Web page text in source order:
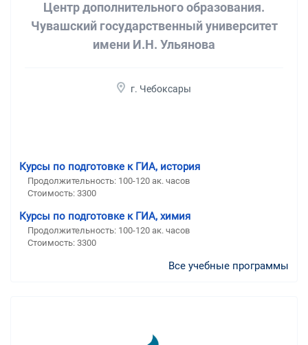
Центр дополнительного образования.
Чувашский государственный университет
имени И.Н. Ульянова
г. Чебоксары
Курсы по подготовке к ГИА, история
Продолжительность: 100-120 ак. часов
Стоимость: 3300
Курсы по подготовке к ГИА, химия
Продолжительность: 100-120 ак. часов
Стоимость: 3300
Все учебные программы